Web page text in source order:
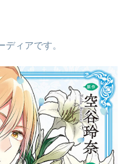
ディアです。